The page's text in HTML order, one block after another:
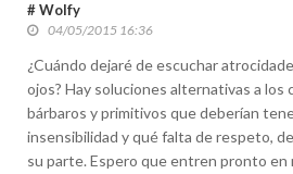
# Wolfy
04/05/2015 16:36
¿Cuándo dejaré de escuchar
ojos? Hay soluciones alternativas a los
bárbaros y primitivos que deberían
insensibilidad y qué falta de respeto,
su parte. Espero que entren pronto en